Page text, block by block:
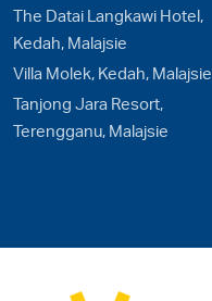
The Datai Langkawi Hotel,
Kedah, Malajsie
Villa Molek, Kedah, Malajsie
Tanjong Jara Resort,
Terengganu, Malajsie